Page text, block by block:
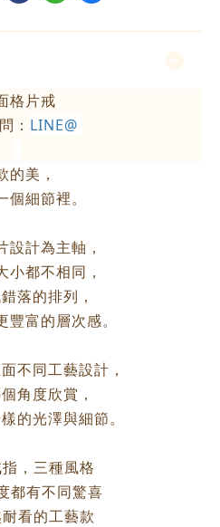
格片戒
： LINE@
的美，
個細節裡。
設計為主軸，
小都不相同，
落的排列，
富的層次感。
不同工藝設計，
角度欣賞，
的光澤與細節。
，三種風格
都有不同驚喜
看的工藝款